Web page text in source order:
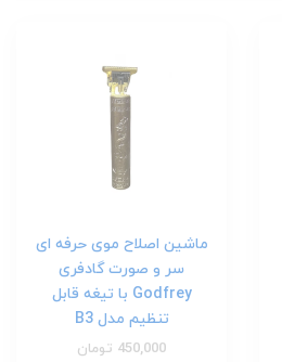
ماشین اصلاح موی حرفه ای
سر و صورت گادفری
Godfrey با تیغه قابل
تنظیم مدل B3
450,000 تومان